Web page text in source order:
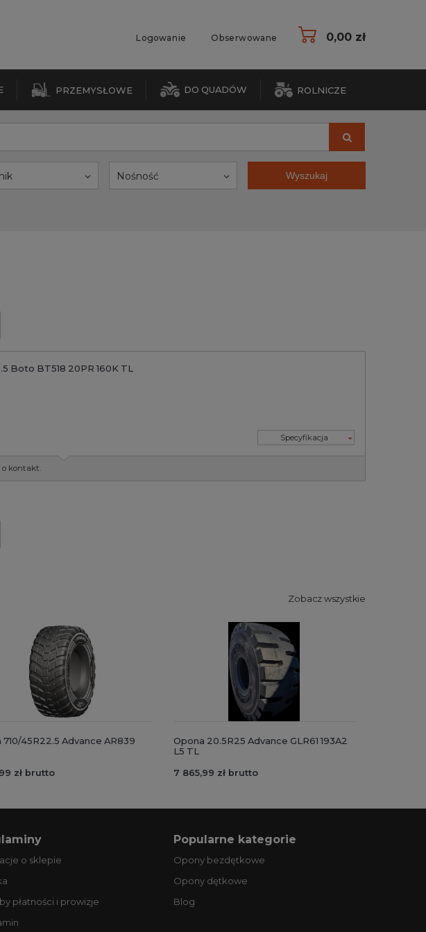
Logowanie Obserwowane 0,00 zł
PRZEMYSŁOWE DO QUADÓW ROLNICZE
Nośność Wyszukaj
Boto BT518 20PR 160K TL
Specyfikacja
kontakt.
Zobacz wszystkie
710/45R22.5 Advance AR839
zł brutto
Opona 20.5R25 Advance GLR61 193A2
L5 TL
7 865,99 zł brutto
o sklepie
płatności i prowizje
Popularne kategorie
Opony bezdętkowe
Opony dętkowe
Blog